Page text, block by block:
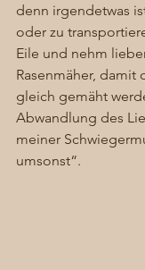
denn irgendetwas
oder zu
Eile und nehm
Rasenmäher, damit
gleich gemäht
Abwandlung des
meiner
umsonst“.